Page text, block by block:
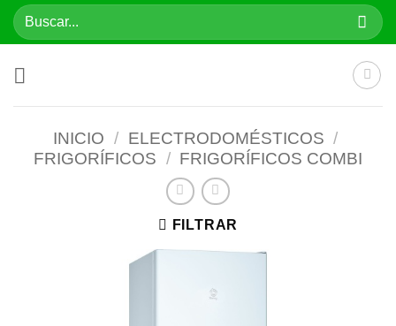
SaltarBuscar
por:
INICIO / ELECTRODOMÉSTICOS /
FRIGORÍFICOS / FRIGORÍFICOS COMBI
FILTRAR